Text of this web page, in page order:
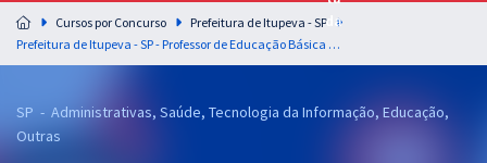
Preparação completa e intensiva para as principais
residências em saúde do Brasil
Assinatura Ilimitada
Cursos por Concurso
Prefeitura de Itupeva - SP
Prefeitura de Itupeva - SP - Professor de Educação Básica - Ensino Fundamental (Pós-Edital)
SP - Administrativas, Saúde, Tecnologia da Informação, Educação,
Outras